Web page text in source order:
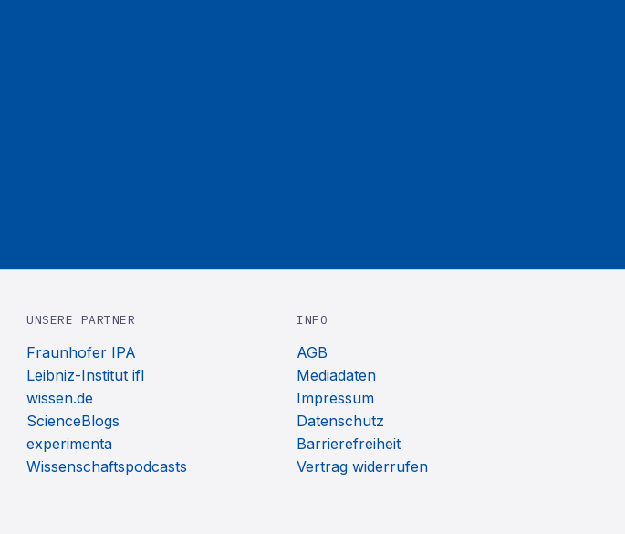
UNSERE PARTNER
Fraunhofer IPA
Leibniz-Institut ifl
wissen.de
ScienceBlogs
experimenta
Wissenschaftspodcasts
INFO
AGB
Mediadaten
Impressum
Datenschutz
Barrierefreiheit
Vertrag widerrufen